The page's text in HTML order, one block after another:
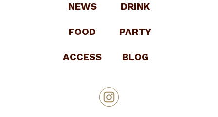
NEWS DRINK
FOOD PARTY
ACCESS BLOG